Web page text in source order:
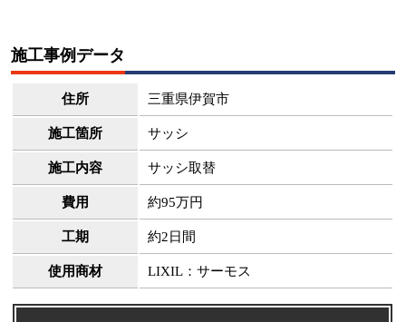
施工事例データ
住所 三重県伊賀市
施工箇所 サッシ
施工内容 サッシ取替
費用 約95万円
工期 約2日間
使用商材 LIXIL：サーモス